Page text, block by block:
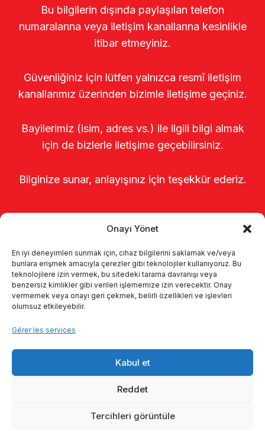
Onayı Yönet
En iyi deneyimleri sunmak için, cihaz bilgilerini saklamak ve/veya
bunlara erişmek amacıyla çerezler gibi teknolojiler kullanıyoruz. Bu
teknolojilere izin vermek, bu sitedeki tarama davranışı veya
benzersiz kimlikler gibi verileri işlememize izin verecektir. Onay
vermemek veya onayı geri çekmek, belirli özellikleri ve işlevleri
olumsuz etkileyebilir.
Gérer les services
Kabul et
Reddet
Tercihleri görüntüle
Bu bilgilerin dışında paylaşılan telefon
numaralarına veya iletişim kanallarına kesinlikle
itibar etmeyiniz.
Güvenliğiniz için lütfen yalnızca resmî iletişim
kanallarımız üzerinden bizimle iletişime geçiniz.
Bayilerimiz (isim, adres vs.) ile ilgili bilgi almak
için de bizlerle iletişime geçebilirsiniz.
Bilginize sunar, anlayışınız için teşekkür ederiz.
Page d’accueil
À propos de nous
Kalite politikamız
Communication
© 2026 Enka Tarım